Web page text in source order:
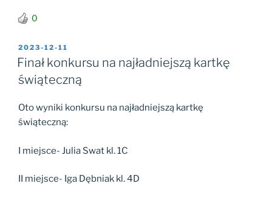
0
OPUBLIKOWANE
W
2023-12-11
Finał konkursu na najładniejszą kartkę
świąteczną
Oto wyniki konkursu na najładniejszą kartkę
świąteczną:
I miejsce- Julia Swat kl. 1C
II miejsce- Iga Dębniak kl. 4D